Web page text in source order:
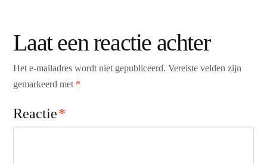
Laat een reactie achter
Het e-mailadres wordt niet gepubliceerd. Vereiste velden zijn
gemarkeerd met *
Reactie*